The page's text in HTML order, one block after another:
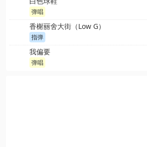
弹唱
香榭丽舍大街（Low G）
指弹
我偏要
弹唱